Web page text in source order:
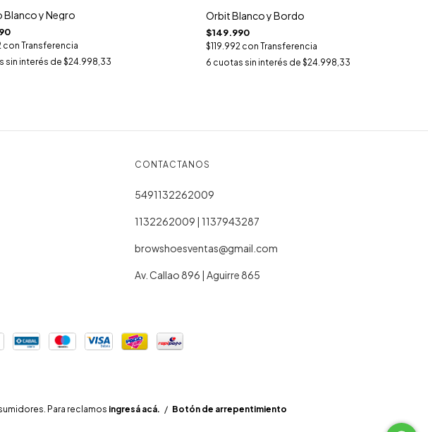
Blanco y Negro
con Transferencia
sin interés de$24.998,33
Orbit Blanco y Bordo
$149.990
$119.992 con Transferencia
6 cuotas sin interés de$24.998,33
CONTACTANOS
5491132262009
1132262009 | 1137943287
browshoesventas@gmail.com
Av. Callao 896 | Aguirre 865
Para reclamos ingresá acá. / Botón de arrepentimiento